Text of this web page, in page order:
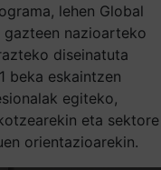
lehen Global
gazteen nazioarteko
diseinatuta
beka eskaintzen
egiteko,
eta sektore
orientazioarekin.